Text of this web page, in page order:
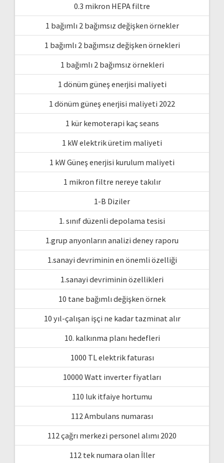
0.3 mikron HEPA filtre
1 bağımlı 2 bağımsız değişken örnekler
1 bağımlı 2 bağımsız değişken örnekleri
1 bağımlı 2 bağımsız örnekleri
1 dönüm güneş enerjisi maliyeti
1 dönüm güneş enerjisi maliyeti 2022
1 kür kemoterapi kaç seans
1 kW elektrik üretim maliyeti
1 kW Güneş enerjisi kurulum maliyeti
1 mikron filtre nereye takılır
1-B Diziler
1. sınıf düzenli depolama tesisi
1.grup anyonların analizi deney raporu
1.sanayi devriminin en önemli özelliği
1.sanayi devriminin özellikleri
10 tane bağımlı değişken örnek
10 yıl-çalışan işçi ne kadar tazminat alır
10. kalkınma planı hedefleri
1000 TL elektrik faturası
10000 Watt inverter fiyatları
110 luk itfaiye hortumu
112 Ambulans numarası
112 çağrı merkezi personel alımı 2020
112 tek numara olan İller